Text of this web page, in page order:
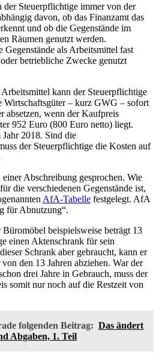
Steuerpflichtige immer von der
davon, ob das Finanzamt das
und ob die Gegenstände im
Räumen genutzt werden.
Gegenstände als Arbeitsmittel fast
betriebliche Zwecke genutzt
kann der Steuerpflichtige
Wirtschaftsgüter – kurz GWG – sofort
absetzen, wenn der Kaufpreis
952 Euro (800 Euro netto) liegt.
Jahr 2018. Sind die
der Steuerpflichtige die Kosten auf
Abschreibung gesprochen. Wie
die verschiedenen Gegenstände ist,
AfA-Tabelle festgelegt. AfA
für Abnutzung“.
beispielsweise beträgt 13
einen Aktenschrank für sein
Schrank aber gebraucht, kann er
den 13 Jahren abziehen. War der
drei Jahre in Gebrauch, muss der
somit nur noch auf die Restzeit von
folgenden Beitrag: Das ändert
Abgaben, 1. Teil